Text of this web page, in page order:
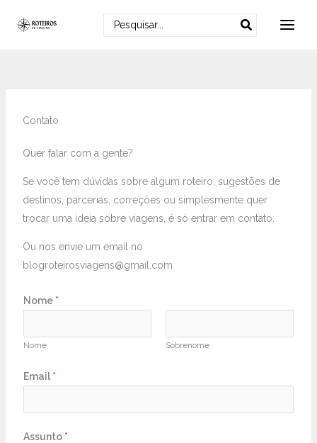
para
Procurar:
Contato
Quer falar com a gente?
Se você tem dúvidas sobre algum roteiro, sugestões de
destinos, parcerias, correções ou simplesmente quer
trocar uma ideia sobre viagens, é só entrar em contato.
Ou nos envie um email no
blogroteirosviagens@gmail.com
Nome *
Nome Sobrenome
Email *
Assunto *